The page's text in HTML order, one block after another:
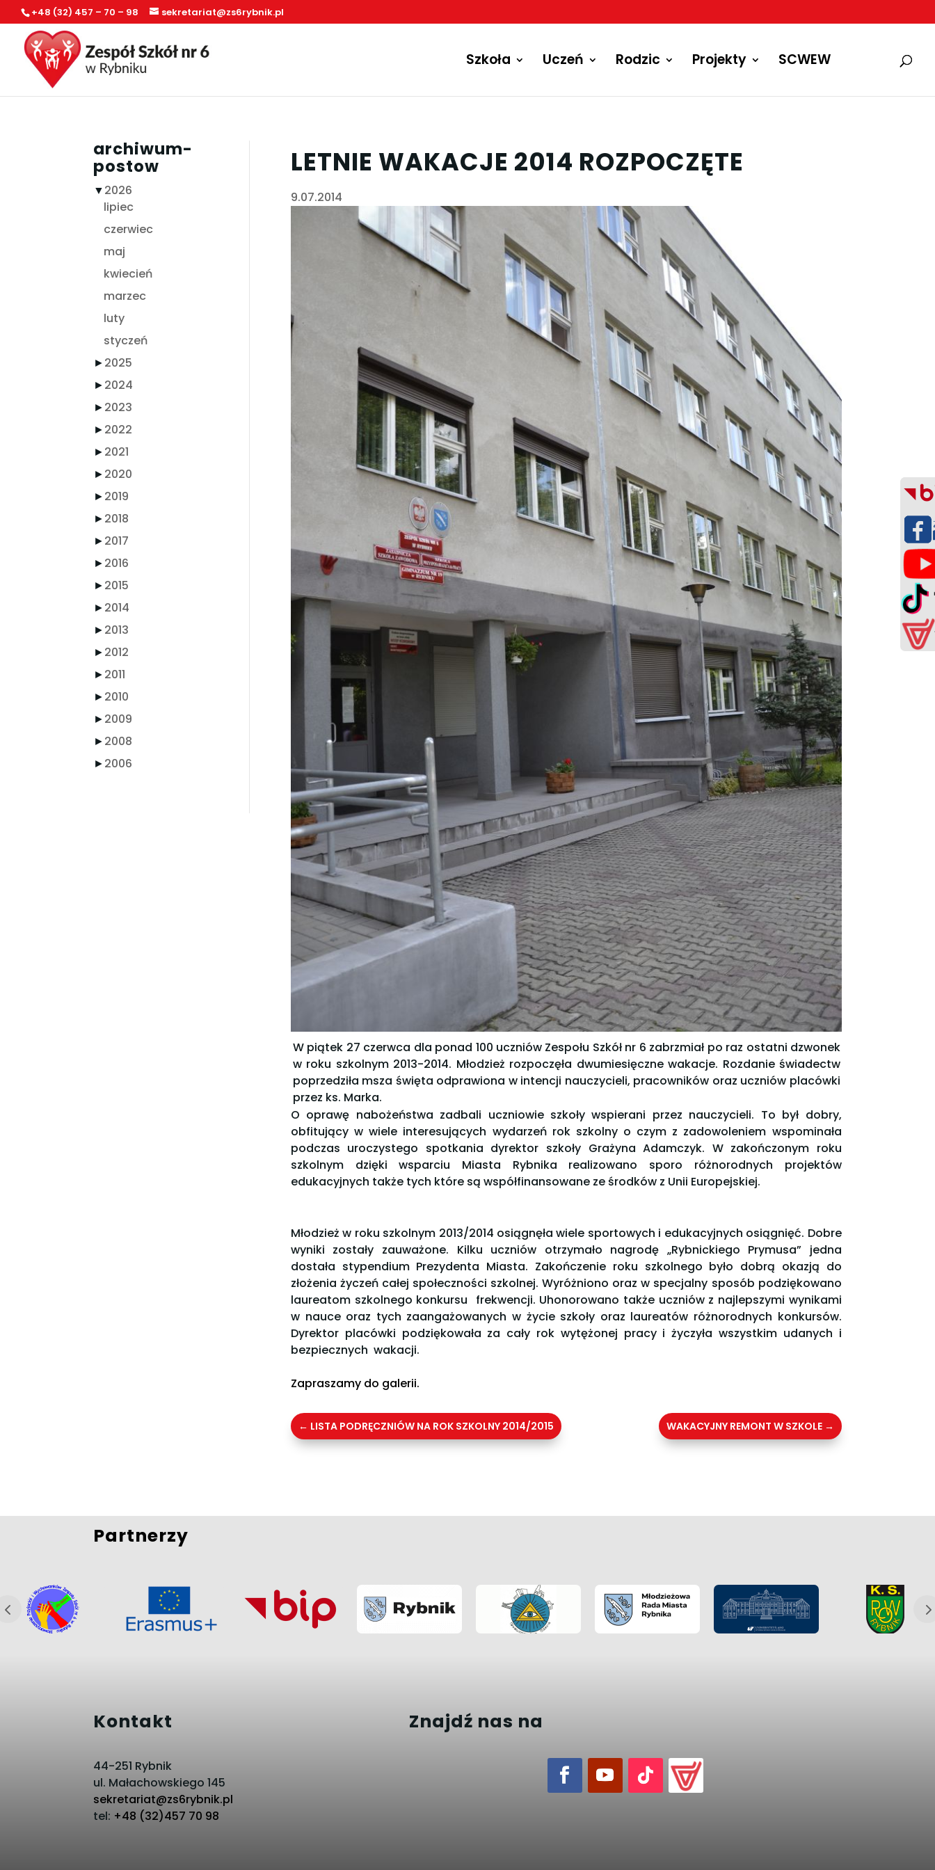
+48 (32) 457 – 70 – 98 sekretariat@zs6rybnik.pl
Szkoła Uczeń Rodzic Projekty SCWEW
archiwum-
postow
▼2026
lipiec
czerwiec
maj
kwiecień
marzec
luty
styczeń
►2025
►2024
►2023
►2022
►2021
►2020
►2019
►2018
►2017
►2016
►2015
►2014
►2013
►2012
►2011
►2010
►2009
►2008
►2006
LETNIE WAKACJE 2014 ROZPOCZĘTE
9.07.2014
W piątek 27 czerwca dla ponad 100 uczniów Zespołu Szkół nr 6 zabrzmiał po raz ostatni dzwonek
w roku szkolnym 2013-2014. Młodzież rozpoczęła dwumiesięczne wakacje. Rozdanie świadectw
poprzedziła msza święta odprawiona w intencji nauczycieli, pracowników oraz uczniów placówki
przez ks. Marka.
O oprawę nabożeństwa zadbali uczniowie szkoły wspierani przez nauczycieli. To był dobry,
obfitujący w wiele interesujących wydarzeń rok szkolny o czym z zadowoleniem wspominała
podczas uroczystego spotkania dyrektor szkoły Grażyna Adamczyk. W zakończonym roku
szkolnym dzięki wsparciu Miasta Rybnika realizowano sporo różnorodnych projektów
edukacyjnych także tych które są współfinansowane ze środków z Unii Europejskiej.
Młodzież w roku szkolnym 2013/2014 osiągnęła wiele sportowych i edukacyjnych osiągnięć. Dobre
wyniki zostały zauważone. Kilku uczniów otrzymało nagrodę „Rybnickiego Prymusa” jedna
dostała stypendium Prezydenta Miasta. Zakończenie roku szkolnego było dobrą okazją do
złożenia życzeń całej społeczności szkolnej. Wyróżniono oraz w specjalny sposób podziękowano
laureatom szkolnego konkursu frekwencji. Uhonorowano także uczniów z najlepszymi wynikami
w nauce oraz tych zaangażowanych w życie szkoły oraz laureatów różnorodnych konkursów.
Dyrektor placówki podziękowała za cały rok wytężonej pracy i życzyła wszystkim udanych i
bezpiecznych wakacji.
Zapraszamy do galerii.
← LISTA PODRĘCZNIÓW NA ROK SZKOLNY 2014/2015 WAKACYJNY REMONT W SZKOLE→
Partnerzy
Kontakt
44-251 Rybnik
ul. Małachowskiego 145
sekretariat@zs6rybnik.pl
tel: +48 (32)457 70 98
Znajdź nas na